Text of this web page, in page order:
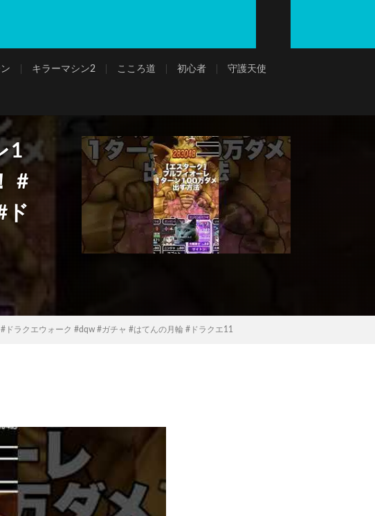
キラーマシン2 こころ道 初心者 守護天使
1
#
ド
ラクエウォーク #dqw #ガチャ #はてんの月輪 #ドラクエ11